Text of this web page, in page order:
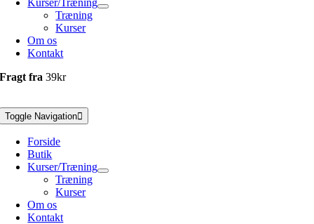
Kurser/Træning
Træning
Kurser
Om os
Kontakt
Fragt fra39kr
Toggle Navigation
Forside
Butik
Kurser/Træning
Træning
Kurser
Om os
Kontakt